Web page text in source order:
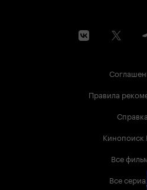
Правила
Справка
Кинопоиск
Все
Все